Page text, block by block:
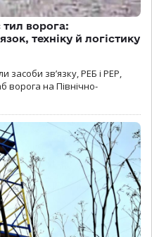
ворога:
техніку й логістику
засоби зв’язку, РЕБ і РЕР,
ворога на Північно-